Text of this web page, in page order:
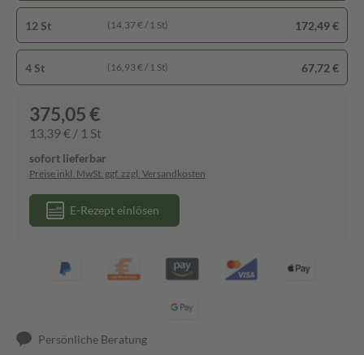
12 St (14,37 € / 1 St) 172,49 €
4 St (16,93 € / 1 St) 67,72 €
375,05 €
13,39 € / 1 St
sofort lieferbar
Preise inkl. MwSt. ggf. zzgl. Versandkosten
E-Rezept einlösen
Persönliche Beratung